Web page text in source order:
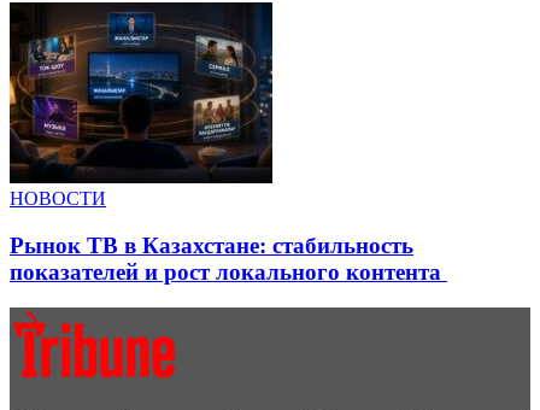
НОВОСТИ
Рынок ТВ в Казахстане: стабильность
показателей и рост локального контента